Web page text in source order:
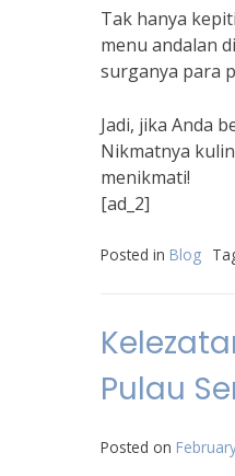
Tak hanya
menu andalan
surganya para
Jadi, jika Anda
Nikmatnya
menikmati!
[ad_2]
Posted in Blog
Pulau
Posted on